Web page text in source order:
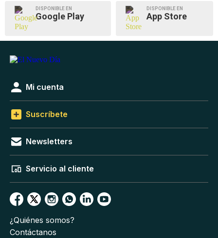
DISPONIBLE EN
Google Play
DISPONIBLE EN
App Store
Mi cuenta
Suscríbete
Newsletters
Servicio al cliente
¿Quiénes somos?
Contáctanos